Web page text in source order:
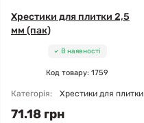
Хрестики для плитки 2,5
мм (пак)
В наявності
Код товару: 1759
Категорія: Хрестики для плитки
71.18 грн